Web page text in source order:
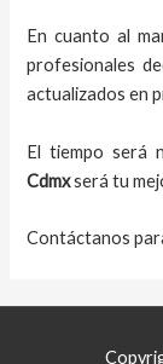
En cuanto al
profesionales
actualizados en
El tiempo será
Cdmxserá tu
Contáctanos